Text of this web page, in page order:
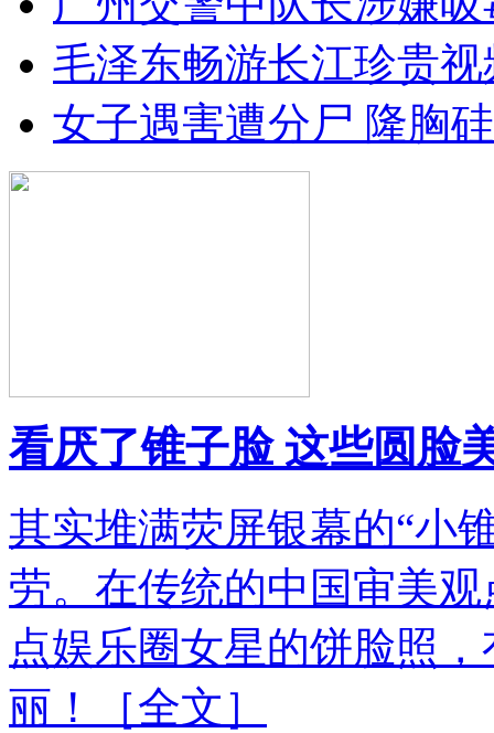
毛泽东畅游长江珍贵视
女子遇害遭分尸 隆胸
看厌了锥子脸 这些圆脸
其实堆满荧屏银幕的“小
劳。在传统的中国审美
点娱乐圈女星的饼脸照
丽！
［全文］